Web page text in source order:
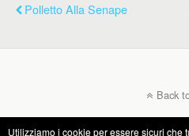
Polletto Alla Senape
Back
Utilizziamo i cookie per essere sicuri che